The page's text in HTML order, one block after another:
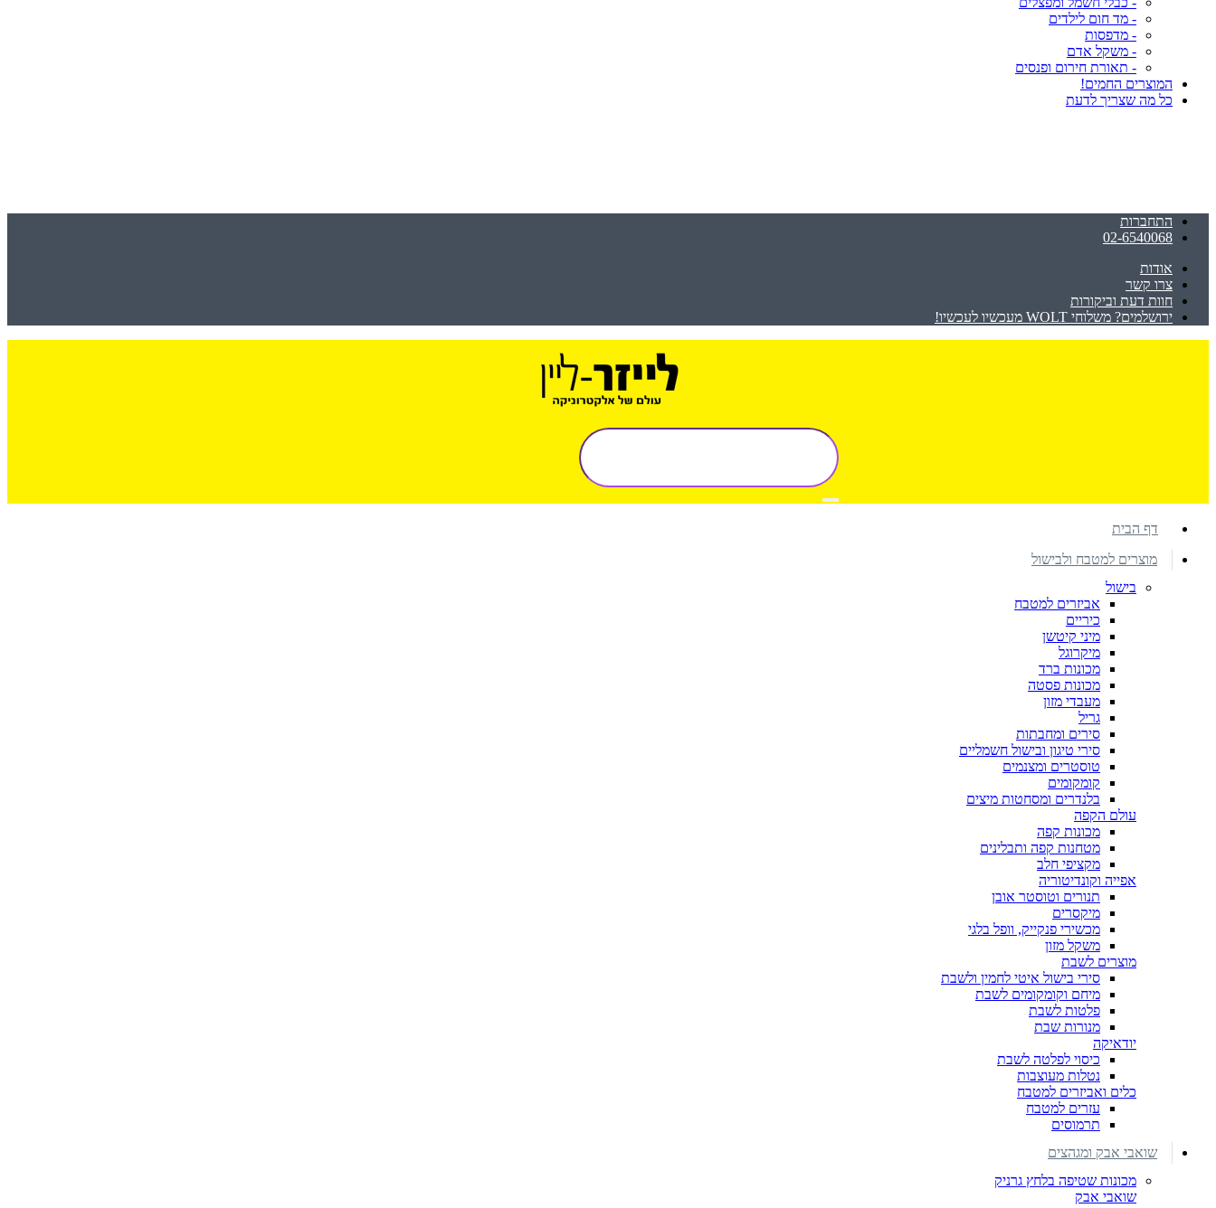
- מד חום לילדים
- מדפסות
- משקל אדם
- תאורת חירום ופנסים
המוצרים החמים!
כל מה שצריך לדעת
התחברות
02-6540068
אודות
צרו קשר
חוות דעת וביקורות
ירושלמים? משלוחי WOLT מעכשיו לעכשיו!
דף הבית
מוצרים למטבח ולבישול
בישול
אביזרים למטבח
כיריים
מיני קיטשן
מיקרוגל
מכונות ברד
מכונות פסטה
מעבדי מזון
גריל
סירים ומחבתות
סירי טיגון ובישול חשמליים
טוסטרים ומצנמים
קומקומים
בלנדרים ומסחטות מיצים
עולם הקפה
מכונות קפה
מטחנות קפה ותבלינים
מקציפי חלב
אפייה וקונדיטוריה
תנורים וטוסטר אובן
מיקסרים
מכשירי פנקייק, וופל בלגי
משקל מזון
מוצרים לשבת
סירי בישול איטי לחמין ולשבת
מיחם וקומקומים לשבת
פלטות לשבת
מנורות שבת
יודאיקה
כיסוי לפלטה לשבת
נטלות מעוצבות
כלים ואביזרים למטבח
עזרים למטבח
תרמוסים
שואבי אבק ומגהצים
מכונות שטיפה בלחץ גרניק
שואבי אבק